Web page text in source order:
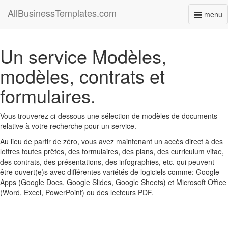
menu
AllBusinessTemplates.com
Un service Modèles,
modèles, contrats et
formulaires.
Vous trouverez ci-dessous une sélection de modèles de documents
relative à votre recherche pour un service.
Au lieu de partir de zéro, vous avez maintenant un accès direct à des
lettres toutes prêtes, des formulaires, des plans, des curriculum vitae,
des contrats, des présentations, des infographies, etc. qui peuvent
être ouvert(e)s avec différentes variétés de logiciels comme: Google
Apps (Google Docs, Google Slides, Google Sheets) et Microsoft Office
(Word, Excel, PowerPoint) ou des lecteurs PDF.